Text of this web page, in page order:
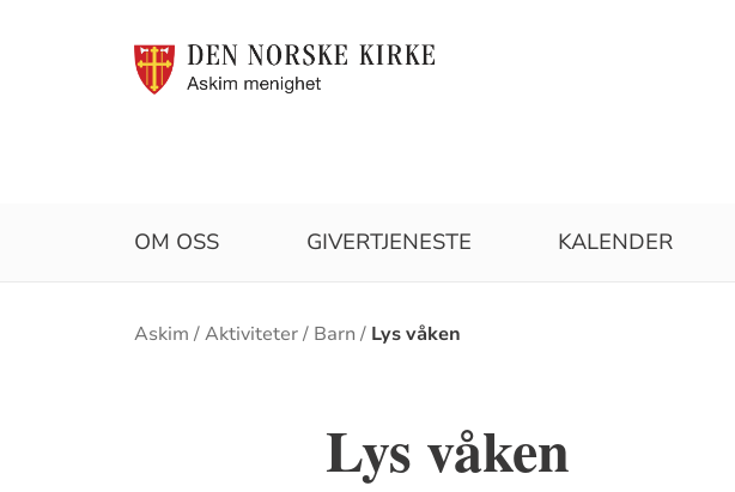
OM OSS GIVERTJENESTE KALENDER
Brødsmulesti
Askim Aktiviteter Barn Lys våken
Lys våken